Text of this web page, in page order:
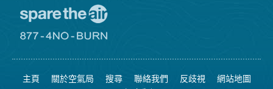
空
日
網
8774
可
燃
主頁 關於空氣局 搜尋 聯絡我們 反歧視
網站地圖